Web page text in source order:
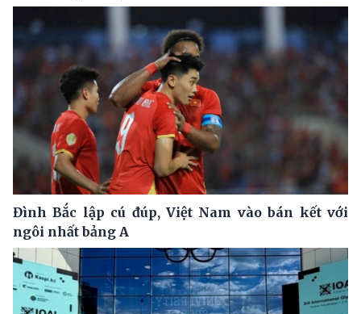
Đình Bắc lập cú đúp, Việt Nam vào bán kết với
ngôi nhất bảng A